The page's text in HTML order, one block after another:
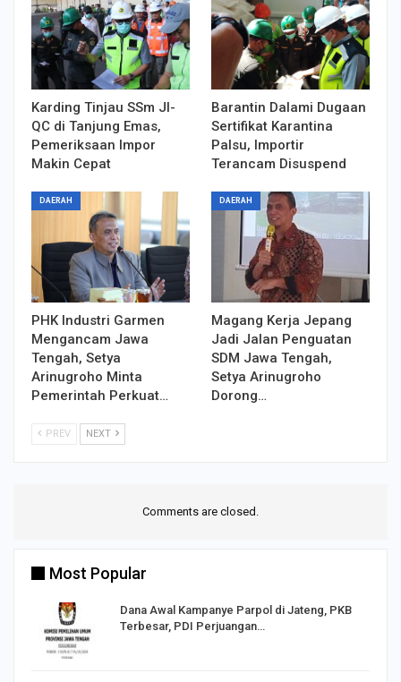
Karding Tinjau SSm JI-
QC di Tanjung Emas,
Pemeriksaan Impor
Makin Cepat
Barantin Dalami Dugaan
Sertifikat Karantina
Palsu, Importir
Terancam Disuspend
DAERAH
PHK Industri Garmen
Mengancam Jawa
Tengah, Setya
Arinugroho Minta
Pemerintah Perkuat…
DAERAH
Magang Kerja Jepang
Jadi Jalan Penguatan
SDM Jawa Tengah,
Setya Arinugroho
Dorong…
PREV NEXT
Comments are closed.
Most Popular
Dana Awal Kampanye Parpol di Jateng, PKB
Terbesar, PDI Perjuangan…